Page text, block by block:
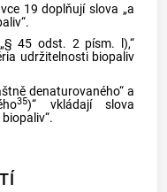
19 doplňují slova „a
45 odst. 2 písm. l),“
udržitelnosti biopaliv
denaturovaného“ a
35)“ vkládají slova